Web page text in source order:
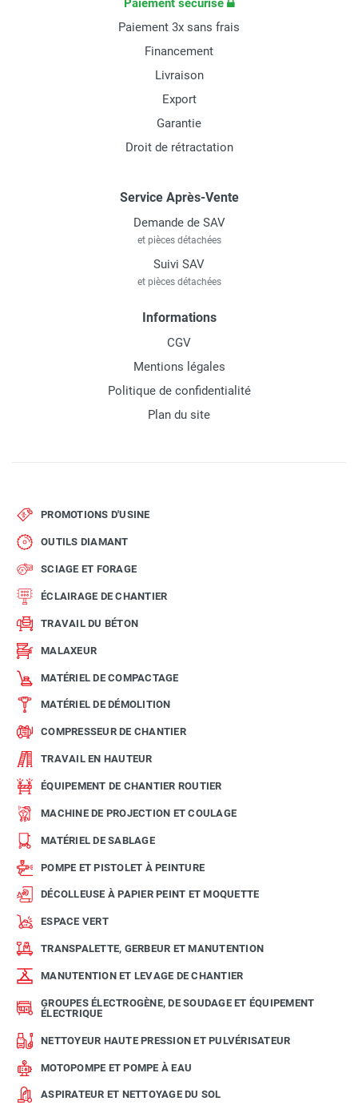
Paiement sécurisé
Paiement 3x sans frais
Financement
Livraison
Export
Garantie
Droit de rétractation
Service Après-Vente
Demande de SAV
et pièces détachées
Suivi SAV
et pièces détachées
Informations
CGV
Mentions légales
Politique de confidentialité
Plan du site
PROMOTIONS D'USINE
OUTILS DIAMANT
SCIAGE ET FORAGE
ÉCLAIRAGE DE CHANTIER
TRAVAIL DU BÉTON
MALAXEUR
MATÉRIEL DE COMPACTAGE
MATÉRIEL DE DÉMOLITION
COMPRESSEUR DE CHANTIER
TRAVAIL EN HAUTEUR
ÉQUIPEMENT DE CHANTIER ROUTIER
MACHINE DE PROJECTION ET COULAGE
MATÉRIEL DE SABLAGE
POMPE ET PISTOLET À PEINTURE
DÉCOLLEUSE À PAPIER PEINT ET MOQUETTE
ESPACE VERT
TRANSPALETTE, GERBEUR ET MANUTENTION
MANUTENTION ET LEVAGE DE CHANTIER
GROUPES ÉLECTROGÈNE, DE SOUDAGE ET ÉQUIPEMENT
ÉLECTRIQUE
NETTOYEUR HAUTE PRESSION ET PULVÉRISATEUR
MOTOPOMPE ET POMPE À EAU
ASPIRATEUR ET NETTOYAGE DU SOL